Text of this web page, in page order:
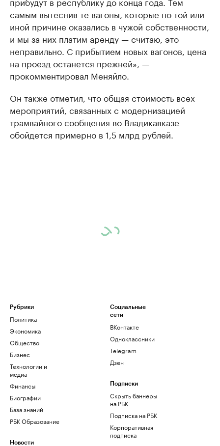
самым вытеснив те вагоны, которые по той или
иной причине оказались в чужой собственности,
и мы за них платим аренду — считаю, это
неправильно. С прибытием новых вагонов, цена
на проезд останется прежней», —
прокомментировал Меняйло.
Он также отметил, что общая стоимость всех
мероприятий, связанных с модернизацией
трамвайного сообщения во Владикавказе
обойдется примерно в 1,5 млрд рублей.
Рубрики
Политика
Экономика
Общество
Бизнес
Технологии и
медиа
Финансы
Биографии
База знаний
РБК Образование
Новости
Социальные
сети
ВКонтакте
Одноклассники
Telegram
Дзен
Подписки
Скрыть баннеры
на РБК
Подписка на РБК
Корпоративная
подписка